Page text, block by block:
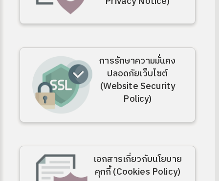
การรักษาความมั่นคง
ปลอดภัยเว็บไซต์
(Website Security
Policy)
เอกสารเกี่ยวกับนโยบาย
คุกกี้ (Cookies Policy)